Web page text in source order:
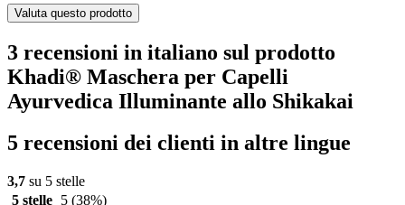
Valuta questo prodotto
3 recensioni in italiano sul prodotto
Khadi® Maschera per Capelli
Ayurvedica Illuminante allo Shikakai
5 recensioni dei clienti in altre lingue
3,7 su 5 stelle
5 stelle
5 (38%)